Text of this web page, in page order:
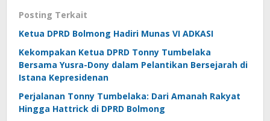
Posting Terkait
Ketua DPRD Bolmong Hadiri Munas VI ADKASI
Kekompakan Ketua DPRD Tonny Tumbelaka
Bersama Yusra-Dony dalam Pelantikan Bersejarah di
Istana Kepresidenan
Perjalanan Tonny Tumbelaka: Dari Amanah Rakyat
Hingga Hattrick di DPRD Bolmong